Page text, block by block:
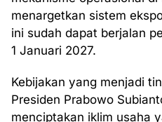
menargetkan sistem
ini sudah dapat berjalan
1 Januari 2027.
Kebijakan yang menjadi
Presiden Prabowo
menciptakan iklim usaha